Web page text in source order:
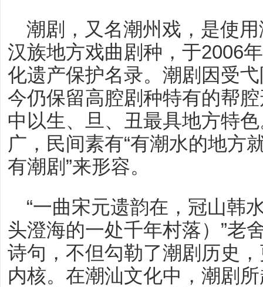
潮剧，又名潮州戏，是使
汉族地方戏曲剧种，于2006
化遗产保护名录。潮剧因受
今仍保留高腔剧种特有的帮
中以生、旦、丑最具地方特
广，民间素有“有潮水的地方
有潮剧”来形容。
“一曲宋元遗韵在，冠山韩
头澄海的一处千年村落）”老
诗句，不但勾勒了潮剧历史
内核。在潮汕文化中，潮剧